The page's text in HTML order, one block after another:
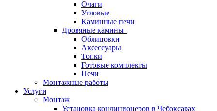
Очаги
Угловые
Каминные печи
Дровяные камины
Облицовки
Аксессуары
Топки
Готовые комплекты
Печи
Монтажные работы
Услуги
Монтаж
Установка кондиционеров в Чебоксарах